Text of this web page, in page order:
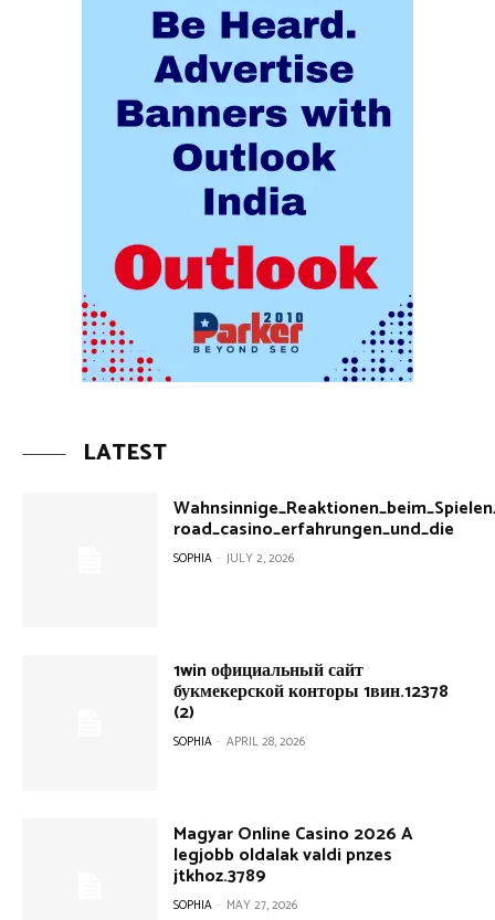
LATEST
road_casino_erfahrungen_und_die
SOPHIA - JULY 2, 2026
1win официальный сайт
букмекерской конторы 1вин.12378
(2)
SOPHIA - APRIL 28, 2026
Magyar Online Casino 2026 A
legjobb oldalak valdi pnzes
jtkhoz.3789
SOPHIA - MAY 27, 2026